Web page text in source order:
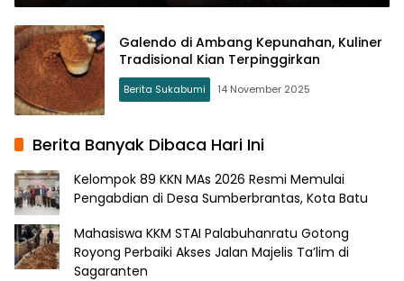
Galendo di Ambang Kepunahan, Kuliner
Tradisional Kian Terpinggirkan
Berita Sukabumi 14 November 2025
Berita Banyak Dibaca Hari Ini
Kelompok 89 KKN MAs 2026 Resmi Memulai
Pengabdian di Desa Sumberbrantas, Kota Batu
Mahasiswa KKM STAI Palabuhanratu Gotong
Royong Perbaiki Akses Jalan Majelis Ta’lim di
Sagaranten